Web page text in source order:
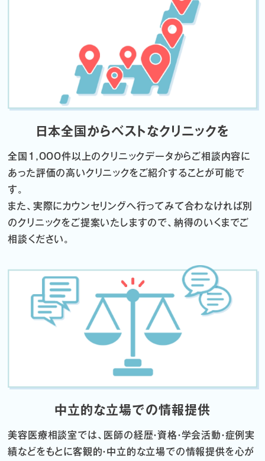
日本全国からベストなクリニックを
全国1,000件以上のクリニックデータからご相談内容に
あった評価の高いクリニックをご紹介することが可能で
す。
また、実際にカウンセリングへ行ってみて合わなければ別
のクリニックをご提案いたしますので、納得のいくまでご
相談ください。
中立的な立場での情報提供
美容医療相談室では、医師の経歴・資格・学会活動・症例実
績などをもとに客観的・中立的な立場での情報提供を心が